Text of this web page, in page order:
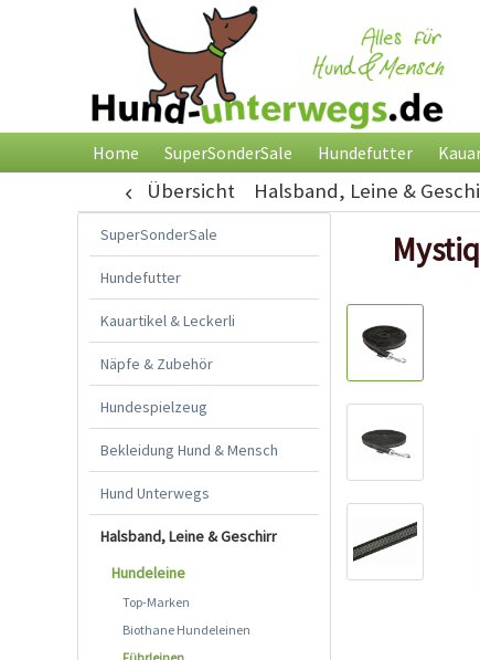
Home SuperSonderSale Hundefutter
Übersicht Halsband, Leine &
SuperSonderSale
Hundefutter
Kauartikel & Leckerli
Näpfe & Zubehör
Hundespielzeug
Bekleidung Hund & Mensch
Hund Unterwegs
Halsband, Leine & Geschirr
Hundeleine
Top-Marken
Biothane Hundeleinen